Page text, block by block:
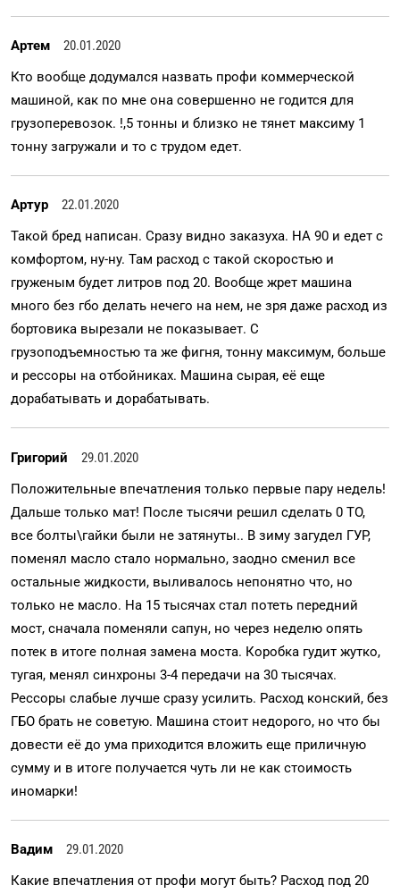
Артем
20.01.2020
Кто вообще додумался назвать профи коммерческой
машиной, как по мне она совершенно не годится для
грузоперевозок. !,5 тонны и близко не тянет максиму 1
тонну загружали и то с трудом едет.
Артур
22.01.2020
Такой бред написан. Сразу видно заказуха. НА 90 и едет с
комфортом, ну-ну. Там расход с такой скоростью и
груженым будет литров под 20. Вообще жрет машина
много без гбо делать нечего на нем, не зря даже расход из
бортовика вырезали не показывает. С
грузоподъемностью та же фигня, тонну максимум, больше
и рессоры на отбойниках. Машина сырая, её еще
дорабатывать и дорабатывать.
Григорий
29.01.2020
Положительные впечатления только первые пару недель!
Дальше только мат! После тысячи решил сделать 0 ТО,
все болты\гайки были не затянуты.. В зиму загудел ГУР,
поменял масло стало нормально, заодно сменил все
остальные жидкости, выливалось непонятно что, но
только не масло. На 15 тысячах стал потеть передний
мост, сначала поменяли сапун, но через неделю опять
потек в итоге полная замена моста. Коробка гудит жутко,
тугая, менял синхроны 3-4 передачи на 30 тысячах.
Рессоры слабые лучше сразу усилить. Расход конский, без
ГБО брать не советую. Машина стоит недорого, но что бы
довести её до ума приходится вложить еще приличную
сумму и в итоге получается чуть ли не как стоимость
иномарки!
Вадим
29.01.2020
Какие впечатления от профи могут быть? Расход под 20